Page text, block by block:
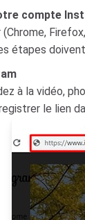
compte
(Chrome,
étapes
à la vidéo,
le lien